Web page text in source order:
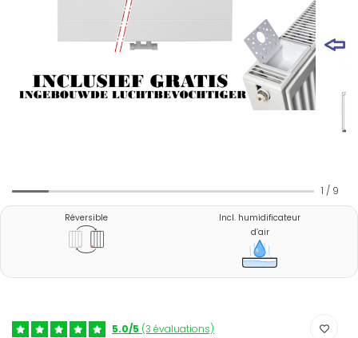
1 / 9
Réversible
Incl. humidificateur
d’air
5.0/5 (3 évaluations)